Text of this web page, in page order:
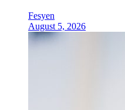
Fesyen
August 5, 2026